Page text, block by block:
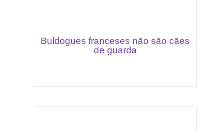
Buldogues franceses não são cães
de guarda